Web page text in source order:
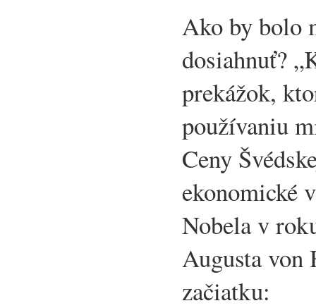
Ako by bolo
dosiahnuť?
prekážok,
používaniu
Ceny
ekonomické
Nobela v
Augusta von
začiatku: